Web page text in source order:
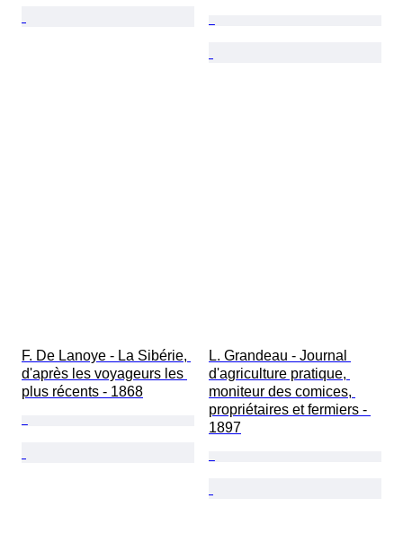
F. De Lanoye - La Sibérie,
d'après les voyageurs les
plus récents - 1868
L. Grandeau - Journal
d'agriculture pratique,
moniteur des comices,
propriétaires et fermiers -
1897